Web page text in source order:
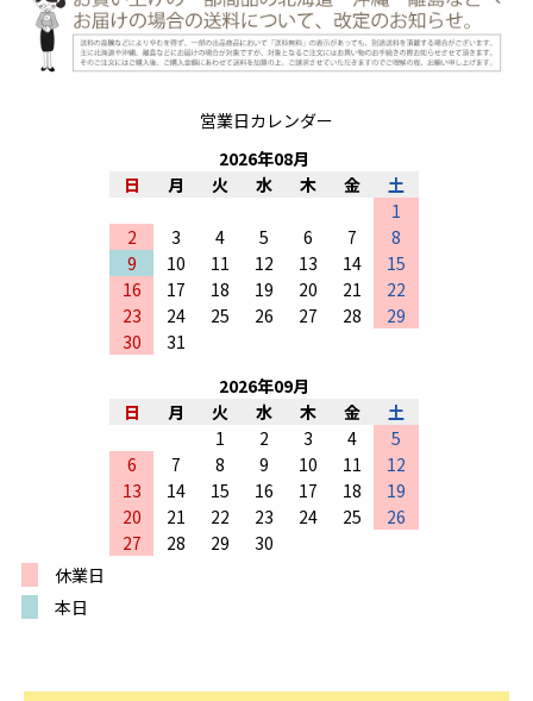
営業日カレンダー
2026年08月
日
月 火 水 木 金
土
1
2
3 4 5 6 7
8
9
10 11 12 13 14
15
16
17 18 19 20 21
22
23
24 25 26 27 28
29
30
31
2026年09月
日
月 火 水 木 金
土
1
2 3 4
5
6
7 8 9 10 11
12
13
14 15 16 17 18
19
20
21 22 23 24 25
26
27
28 29
30
休業日
本日